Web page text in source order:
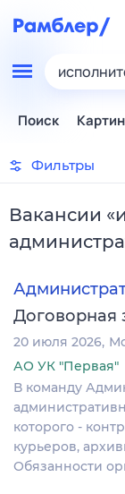
Поиск
Фильтры
Вакансии «
Договорная
20 июля 2026
АО УК "Первая"
В команду
которого -
курьеров,
Обязанности